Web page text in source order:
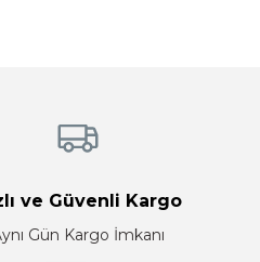
ve Güvenli Kargo
Gün Kargo İmkanı